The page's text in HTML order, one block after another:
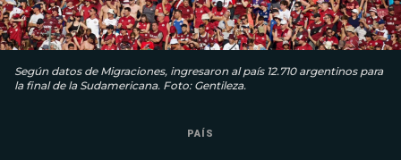
Según datos de Migraciones, ingresaron al país 12.710 argentinos para
la final de la Sudamericana. Foto: Gentileza.
PAÍS